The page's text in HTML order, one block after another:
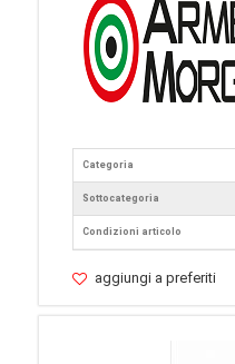
Categoria
Sottocategoria
Condizioni articolo
aggiungi a preferiti